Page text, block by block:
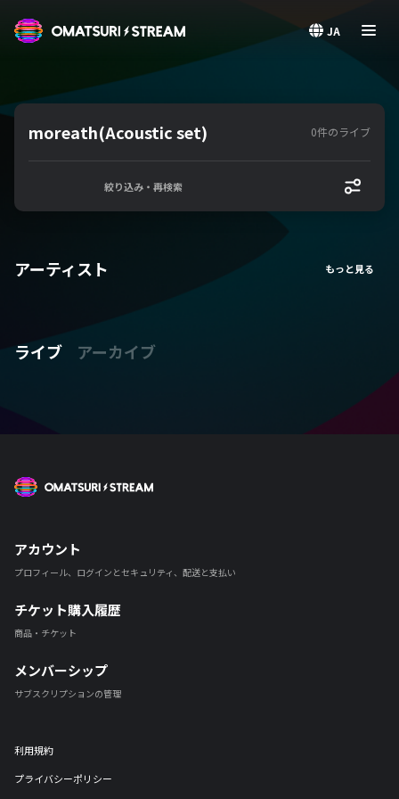
JA
moreath(Acoustic set) 0件のライブ
絞り込み・再検索
アーティスト
ライブ アーカイブ
アカウント
プロフィール、ログインとセキュリティ、配送と支払い
チケット購入履歴
商品・チケット
メンバーシップ
サブスクリプションの管理
利用規約
プライバシーポリシー